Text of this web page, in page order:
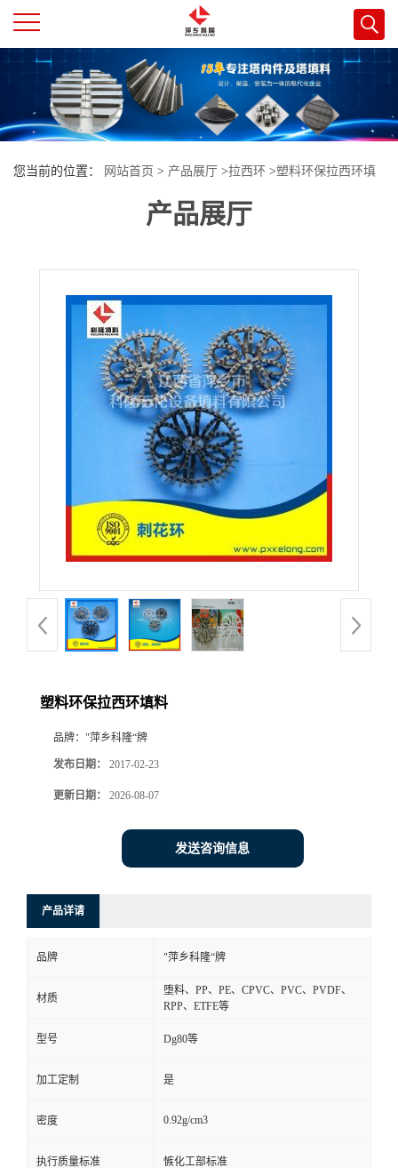
公
司
产
品
展
誉
联
系
您当前的位置： 网站首页 > 产品展厅 >拉西环 >塑料环保拉西环填
产品展厅
塑料环保拉西环填料
品牌： "萍乡科隆“牌
发布日期： 2017-02-23
更新日期： 2026-08-07
发送咨询信息
产品详请
品牌 "萍乡科隆“牌
材质
堕料、PP、PE、CPVC、PVC、PVDF、
RPP、ETFE等
型号 Dg80等
加工定制 是
密度 0.92g/cm3
执行质量标准 愱化工部标准